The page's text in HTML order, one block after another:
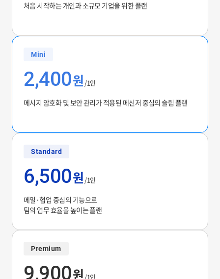
처음 시작하는 개인과 소규모 기업을 위한 플랜
Mini
2,400원 /1인
메시지 암호화 및 보안 관리가 적용된 메신저 중심의 슬림 플랜
Standard
6,500원 /1인
메일·협업 중심의 기능으로
팀의 업무 효율을 높이는 플랜
Premium
9,900원 /1인